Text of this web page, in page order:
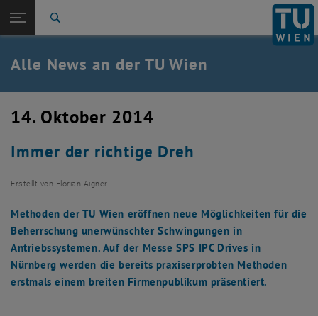
TU Login
Quicklinks
Quicklinks-Menü umschalten
Studium
Karriere
Zurück: Subseiten von TU Wien Startseite auflisten
Zurück zur letzten Ebene:
TU Wien Startseite
Übersicht
Alle News an der TU Wien
14. Oktober 2014
Immer der richtige Dreh
Erstellt von Florian Aigner
Methoden der TU Wien eröffnen neue Möglichkeiten für die
Beherrschung unerwünschter Schwingungen in
Antriebssystemen. Auf der Messe SPS IPC Drives in
Nürnberg werden die bereits praxiserprobten Methoden
erstmals einem breiten Firmenpublikum präsentiert.